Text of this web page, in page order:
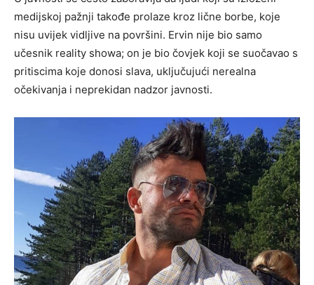
medijskoj pažnji takođe prolaze kroz lične borbe, koje
nisu uvijek vidljive na površini. Ervin nije bio samo
učesnik reality showa; on je bio čovjek koji se suočavao s
pritiscima koje donosi slava, uključujući nerealna
očekivanja i neprekidan nadzor javnosti.